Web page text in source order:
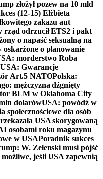
złożył pozew na 10 mld
(12-15) Elżbieta
zakazu aut
rząd odrzucił ETS2 i pakt
o napaść seksualną na
o planowanie
morderstwo Roba
USA: Gwarancje
Art.5 NATOPolska:
mężczyzna dźgnięty
BLM w Oklahoma City
dolarówUSA: powódź w
społecznościowe dla osób
USA skorygowaną
osobami roku magazynu
w USAPoradnik sukces
W. Zełenski musi pójść
jeśli USA zapewnią